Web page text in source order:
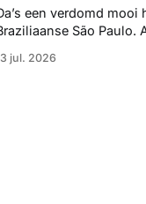
een verdomd mooi
São Paulo.
👌🏼
jul. 2026